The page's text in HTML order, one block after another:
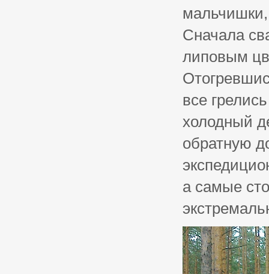
Сначала
липовым
все
холодный
обратную
а самые